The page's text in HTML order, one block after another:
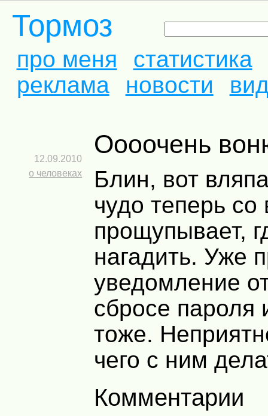
Тормоз
про меня
статистика
реклама
новости
Оооочень
12.09.2010
о человеках
Блин, вот
чудо теперь со
прощупывает,
нагадить. Уже
уведомление
сбросе пароля
тоже.
чего с ним
Комментарии